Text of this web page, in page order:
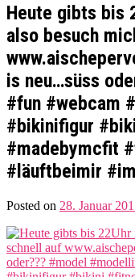
Heute gibts bis
also besuch
is neu…süss
#fun #webcam
#bikinifigur
#madebymcfit
#läuftbeimir
Posted on 28. Januar